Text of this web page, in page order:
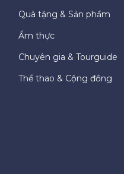
Quà tặng & Sản phẩm
Ẩm thực
Chuyên gia & Tourguide
Thể thao & Cộng đồng